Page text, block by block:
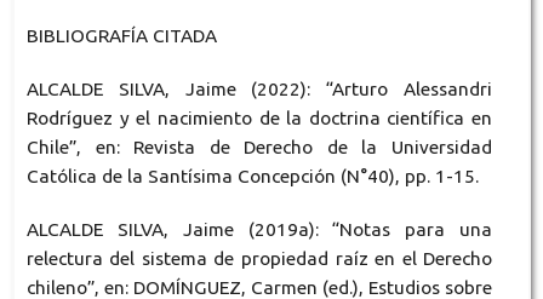
BIBLIOGRAFÍA CITADA
ALCALDE SILVA, Jaime (2022): “Arturo Alessandri
Rodríguez y el nacimiento de la doctrina científica en
Chile”, en: Revista de Derecho de la Universidad
Católica de la Santísima Concepción (N°40), pp. 1-15.
ALCALDE SILVA, Jaime (2019a): “Notas para una
relectura del sistema de propiedad raíz en el Derecho
chileno”, en: DOMÍNGUEZ, Carmen (ed.), Estudios sobre